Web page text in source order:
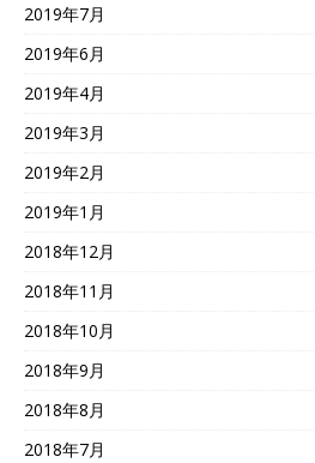
2019年7月
2019年6月
2019年4月
2019年3月
2019年2月
2019年1月
2018年12月
2018年11月
2018年10月
2018年9月
2018年8月
2018年7月